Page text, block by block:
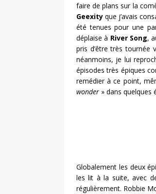
faire de plans sur la
Geexity que j’avais
été tenues pour une
déplaise à River Song,
pris d’être très tournée
néanmoins, je lui
épisodes très épiques
remédier à ce point,
wonder » dans quelques
Globalement les deux
les lit à la suite, avec
régulièrement. Robbie